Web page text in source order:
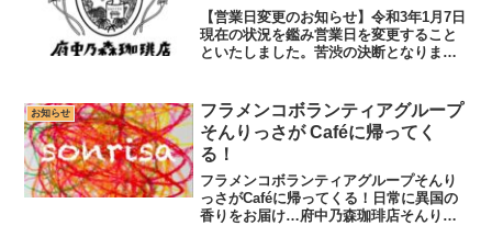
【営業日変更のお知らせ】令和3年1月7日
現在の状況を鑑み営業日を変更すること
といたしました。苦渋の決断となりまし
和3年1月9日（土）-2月7日（日）営業時
間 変更なし1...
お知らせ
フラメンコボランティアグループ
そんりっさが Caféに帰ってく
る！
フラメンコボランティアグループそんり
っさがCaféに帰ってくる！日常に異国の
香りをお届け…府中乃森珈琲店そんりっ